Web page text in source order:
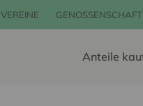
VEREINE
Anteile